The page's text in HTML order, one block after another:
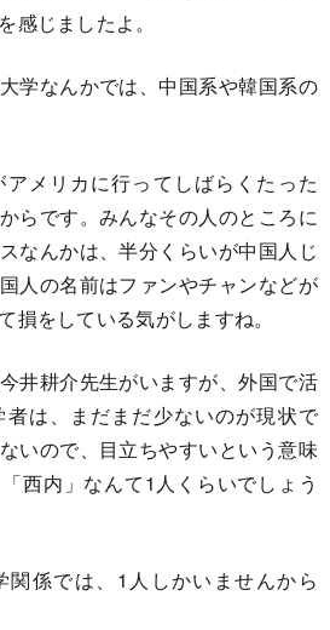
感じましたよ。
学なんかでは、中国系や韓国系の
メリカに行ってしばらくたった
らです。みんなその人のところに
なんかは、半分くらいが中国人じ
人の名前はファンやチャンなどが
損をしている気がしますね。
井耕介先生がいますが、外国で活
は、まだまだ少ないのが現状で
いので、目立ちやすいという意味
西内」なんて1人くらいでしょう
関係では、1人しかいませんから